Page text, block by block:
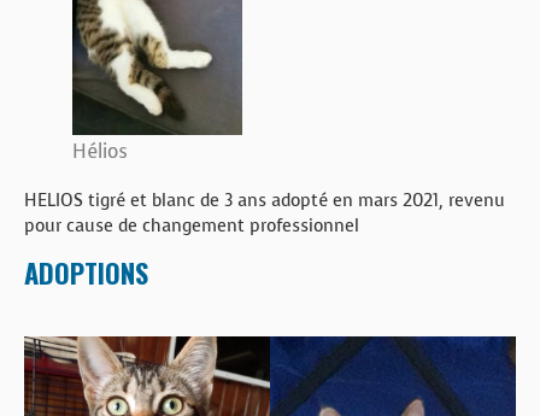
BOUTIQUE
FORUM
Hélios
HELIOS tigré et blanc de 3 ans adopté en mars 2021, revenu
pour cause de changement professionnel
ADOPTIONS